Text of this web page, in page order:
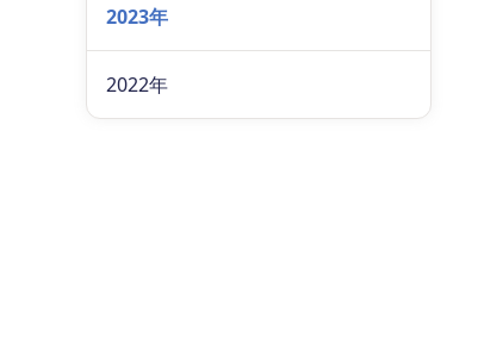
2023年
2022年